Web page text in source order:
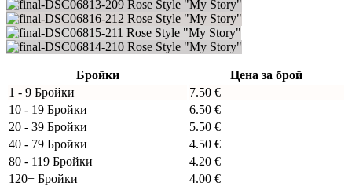
Бройки
Цена за брой
1 - 9 Бройки 7.50 €
10 - 19 Бройки
6.50 €
20 - 39 Бройки
5.50 €
40 - 79 Бройки
4.50 €
80 - 119 Бройки
4.20 €
120+ Бройки
4.00 €